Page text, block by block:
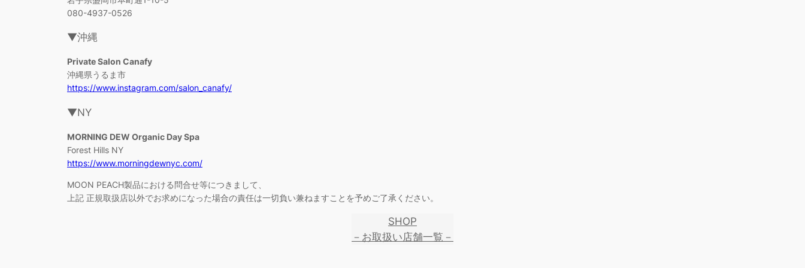
080-4937-0526
▼沖縄
Private Salon Canafy
沖縄県うるま市
https://www.instagram.com/salon_canafy/
▼NY
MORNING DEW Organic Day Spa
Forest Hills NY
https://www.morningdewnyc.com/
MOON PEACH製品における問合せ等につきまして、
上記 正規取扱店以外でお求めになった場合の責任は一切負い兼ねますことを予めご了承ください。
SHOP
－お取扱い店舗一覧－